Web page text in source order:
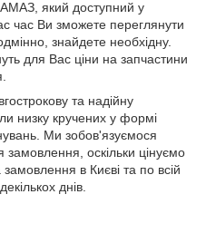
який доступний у
час Ви зможете переглянути
знайдете необхідну.
для Вас ціни на запчастини
та надійну
низку кручених у формі
Ми зобов'язуємося
замовлення, оскільки цінуємо
в Києві та по всій
днів.